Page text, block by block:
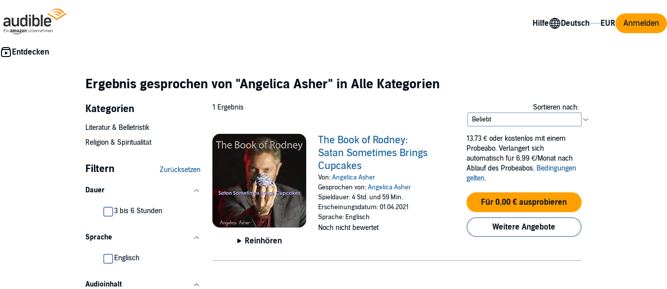
Hilfe Anmelden
Ergebnis gesprochen von "Angelica Asher" in Alle Kategorien
Kategorien
Literatur & Belletristik
Religion & Spiritualität
Filtern Zurücksetzen
Dauer
3 bis 6 Stunden
Sprache
Englisch
Audioinhalt
1 Ergebnis Sortieren nach:
Reinhören
The Book of Rodney:
Satan Sometimes Brings
Cupcakes
Von:Angelica Asher
Gesprochen von:Angelica Asher
Spieldauer: 4 Std. und 59 Min.
Erscheinungsdatum: 01.04.2021
Sprache: Englisch
Noch nicht bewertet
13,73 € oder kostenlos mit einem
Probeabo. Verlängert sich
automatisch für 6,99 €/Monat nach
Ablauf des Probeabos. Bedingungen
gelten.
Für 0,00 € ausprobieren
Weitere Angebote